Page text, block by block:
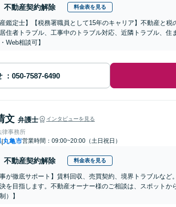
不動産契約解除 料金表を見る
鑑定士】【税務署職員として15年のキャリア】不動産と
住者トラブル、工事中のトラブル対応、近隣トラブル、住
Web相談可】
文 弁護士 インタビューを見る
律事務所
|丸亀市営業時間：09:00~20:00（土日祝日）
不動産契約解除 料金表を見る
が徹底サポート】賃料回収、売買契約、境界トラブルな
を目指します。不動産オーナー様のご相談は、スポット
）】